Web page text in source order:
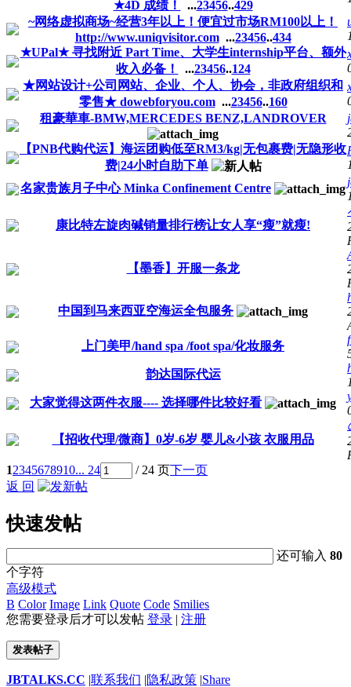
★4D 成绩！ ...23456..429
~网络虚拟商场~经营3年以上！便宜过市场RM100以上！
http://www.uniqvisitor.com ...23456..434
★UPal★ 寻找附近 Part Time、大学生internship平台、额外
收入必备！
...23456..124
★网站设计+公司网站、企业、个人、协会，非政府组织和
零售★ dowebforyou.com ...23456..160
租豪華車-BMW,MERCEDES BENZ,LANDROVER
【PNB代购代运】海运团购低至RM3/kg|无包裹费|无隐形收
费|24小时自助下单
名家贵族月子中心 Minka Confinement Centre
康比特左旋肉碱销量排行榜让女人享“瘦”就瘦!
【墨香】开服一条龙
中国到马来西亚空海运全包服务
上门美甲/hand spa /foot spa/化妆服务
韵达国际代运
大家觉得这两件衣服---- 选择哪件比较好看
【招收代理/微商】0岁-6岁 婴儿&小孩 衣服用品
12345678910... 24 / 24 页下一页
返 回
快速发帖
还可输入80
个字符
高级模式
B Color Image Link Quote Code Smilies
您需要登录后才可以发帖 登录 | 注册
发表帖子
JBTALKS.CC |联系我们 |隐私政策 |Share